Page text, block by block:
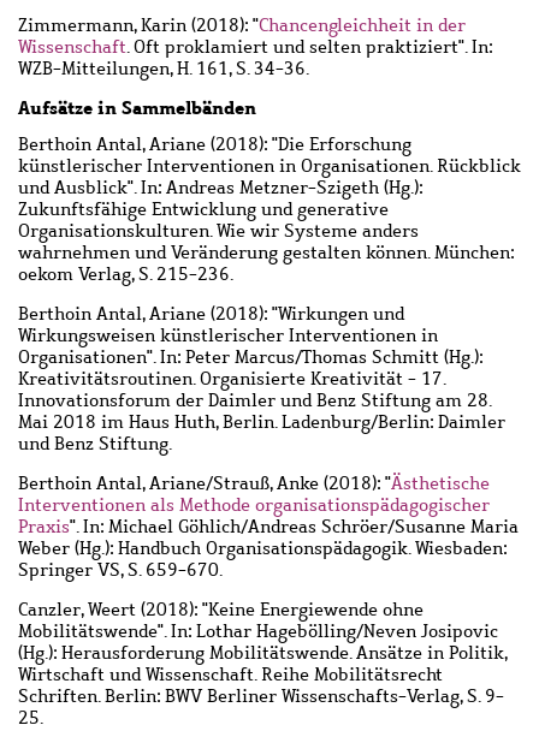
Zimmermann, Karin (2018): "Chancengleichheit in der
Wissenschaft. Oft proklamiert und selten praktiziert". In:
WZB-Mitteilungen, H. 161, S. 34-36.
Aufsätze in Sammelbänden
Berthoin Antal, Ariane (2018): "Die Erforschung
künstlerischer Interventionen in Organisationen. Rückblick
und Ausblick". In: Andreas Metzner-Szigeth (Hg.):
Zukunftsfähige Entwicklung und generative
Organisationskulturen. Wie wir Systeme anders
wahrnehmen und Veränderung gestalten können. München:
oekom Verlag, S. 215-236.
Berthoin Antal, Ariane (2018): "Wirkungen und
Wirkungsweisen künstlerischer Interventionen in
Organisationen". In: Peter Marcus/Thomas Schmitt (Hg.):
Kreativitätsroutinen. Organisierte Kreativität - 17.
Innovationsforum der Daimler und Benz Stiftung am 28.
Mai 2018 im Haus Huth, Berlin. Ladenburg/Berlin: Daimler
und Benz Stiftung.
Berthoin Antal, Ariane/Strauß, Anke (2018): "Ästhetische
Interventionen als Methode organisationspädagogischer
Praxis". In: Michael Göhlich/Andreas Schröer/Susanne Maria
Weber (Hg.): Handbuch Organisationspädagogik. Wiesbaden:
Springer VS, S. 659-670.
Canzler, Weert (2018): "Keine Energiewende ohne
Mobilitätswende". In: Lothar Hagebölling/Neven Josipovic
(Hg.): Herausforderung Mobilitätswende. Ansätze in Politik,
Wirtschaft und Wissenschaft. Reihe Mobilitätsrecht
Schriften. Berlin: BWV Berliner Wissenschafts-Verlag, S. 9-
25.